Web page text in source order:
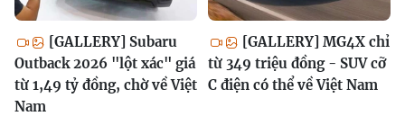
[GALLERY] Subaru
Outback 2026 "lột xác" giá
từ 1,49 tỷ đồng, chờ về Việt
Nam
[GALLERY] MG4X chỉ
từ 349 triệu đồng - SUV cỡ
C điện có thể về Việt Nam